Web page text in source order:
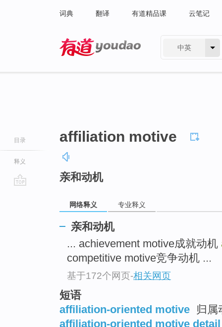
词典 翻译 有道精品课 云笔记
中英
目录
释义
affiliation motive
亲和动机
网络释义 专业释义
亲和动机
... achievement motive成就动机
competitive motive竞争动机 ...
基于172个网页-相关网页
短语
affiliation-oriented motive 归属
affiliation-oriented motive detail